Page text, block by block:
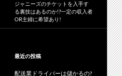
ジャニーズのチケットを入手す
る裏技はあるのか!?一定の収入者
OR主婦に希望あり!
最近の投稿
配送業ドライバーは儲かるの?